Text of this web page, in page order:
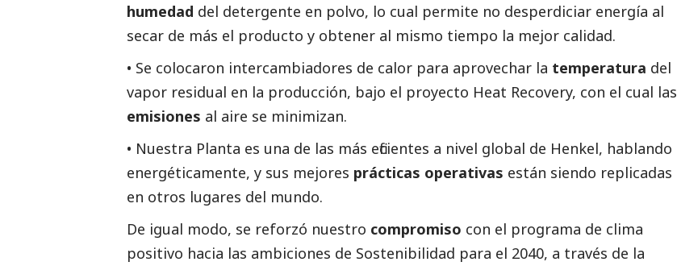
humedad del detergente en polvo, lo cual permite no desperdiciar energía al
secar de más el producto y obtener al mismo tiempo la mejor calidad.
• Se colocaron intercambiadores de calor para aprovechar la temperatura del
vapor residual en la producción, bajo el proyecto Heat Recovery, con el cual las
emisiones al aire se minimizan.
• Nuestra Planta es una de las más eficientes a nivel global de Henkel, hablando
energéticamente, y sus mejores prácticas operativas están siendo replicadas
en otros lugares del mundo.
De igual modo, se reforzó nuestro compromiso con el programa de clima
positivo hacia las ambiciones de Sostenibilidad para el 2040, a través de la